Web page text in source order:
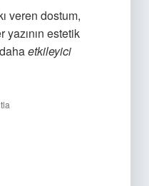
veren dostum,
estetik
etkileyici